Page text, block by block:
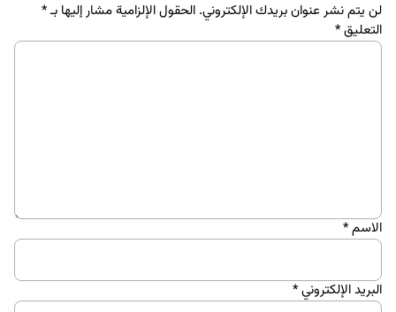
لن يتم نشر عنوان بريدك الإلكتروني. الحقول الإلزامية مشار إليها بـ*
التعليق*
الاسم*
البريد الإلكتروني*